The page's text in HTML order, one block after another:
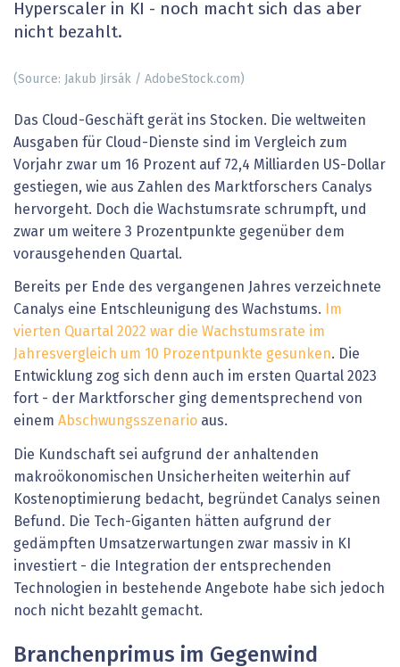
Hyperscaler in KI - noch macht sich das aber
nicht bezahlt.
(Source: Jakub Jirsák / AdobeStock.com)
Das Cloud-Geschäft gerät ins Stocken. Die weltweiten
Ausgaben für Cloud-Dienste sind im Vergleich zum
Vorjahr zwar um 16 Prozent auf 72,4 Milliarden US-Dollar
gestiegen, wie aus Zahlen des Marktforschers Canalys
hervorgeht. Doch die Wachstumsrate schrumpft, und
zwar um weitere 3 Prozentpunkte gegenüber dem
vorausgehenden Quartal.
Bereits per Ende des vergangenen Jahres verzeichnete
Canalys eine Entschleunigung des Wachstums.
Im
vierten Quartal 2022 war die Wachstumsrate im
Jahresvergleich um 10 Prozentpunkte gesunken. Die
Entwicklung zog sich denn auch im ersten Quartal 2023
fort - der Marktforscher ging dementsprechend von
einem Abschwungsszenario aus.
Die Kundschaft sei aufgrund der anhaltenden
makroökonomischen Unsicherheiten weiterhin auf
Kostenoptimierung bedacht, begründet Canalys seinen
Befund. Die Tech-Giganten hätten aufgrund der
gedämpften Umsatzerwartungen zwar massiv in KI
investiert - die Integration der entsprechenden
Technologien in bestehende Angebote habe sich jedoch
noch nicht bezahlt gemacht.
Branchenprimus im Gegenwind